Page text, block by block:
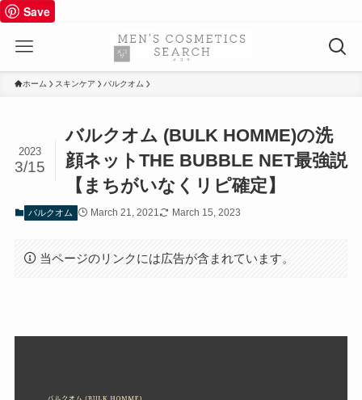
Save
ホーム スキンケア バルクオム
バルクオム (BULK HOMME)の洗
顔ネットTHE BUBBLE NET最強説
【まちがいなくリピ確定】
2023
3/15
バルクオム March 21, 2021 March 15, 2023
当ページのリンクには広告が含まれています。